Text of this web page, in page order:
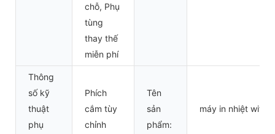
chỗ, Phụ
tùng
thay thế
miễn phí
Thông
số kỹ
thuật
phụ
Phích
cắm tùy
chỉnh
Tên
sản
phẩm:
máy in nhiệt wifi